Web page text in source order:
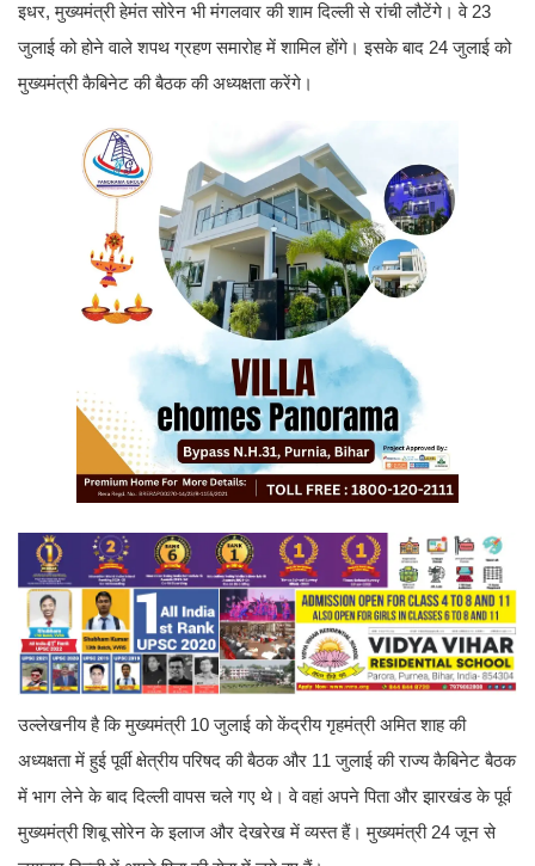
इधर, मुख्यमंत्री हेमंत सोरेन भी मंगलवार की शाम दिल्ली से रांची लौटेंगे। वे 23
जुलाई को होने वाले शपथ ग्रहण समारोह में शामिल होंगे। इसके बाद 24 जुलाई को
मुख्यमंत्री कैबिनेट की बैठक की अध्यक्षता करेंगे।
उल्लेखनीय है कि मुख्यमंत्री 10 जुलाई को केंद्रीय गृहमंत्री अमित शाह की
अध्यक्षता में हुई पूर्वी क्षेत्रीय परिषद की बैठक और 11 जुलाई की राज्य कैबिनेट बैठक
में भाग लेने के बाद दिल्ली वापस चले गए थे। वे वहां अपने पिता और झारखंड के पूर्व
मुख्यमंत्री शिबू सोरेन के इलाज और देखरेख में व्यस्त हैं। मुख्यमंत्री 24 जून से